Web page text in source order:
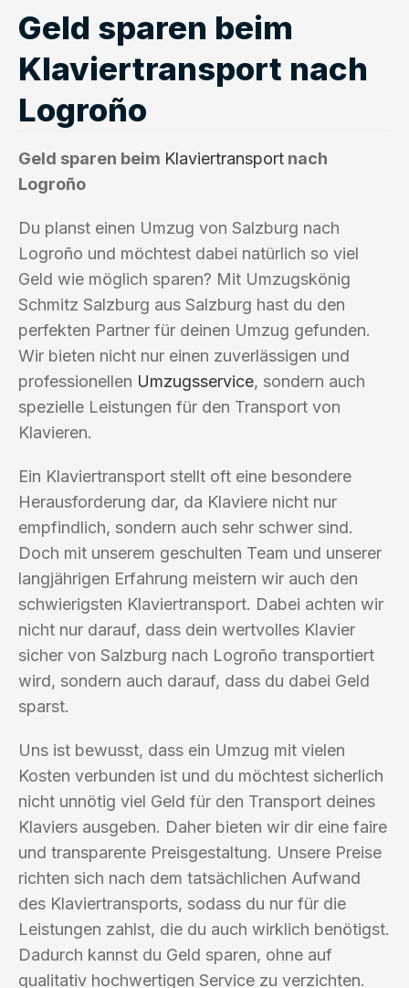
Geld sparen beim
Klaviertransport nach
Logroño
Geld sparen beim Klaviertransport nach
Logroño
Du planst einen Umzug von Salzburg nach
Logroño und möchtest dabei natürlich so viel
Geld wie möglich sparen? Mit Umzugskönig
Schmitz Salzburg aus Salzburg hast du den
perfekten Partner für deinen Umzug gefunden.
Wir bieten nicht nur einen zuverlässigen und
professionellen Umzugsservice, sondern auch
spezielle Leistungen für den Transport von
Klavieren.
Ein Klaviertransport stellt oft eine besondere
Herausforderung dar, da Klaviere nicht nur
empfindlich, sondern auch sehr schwer sind.
Doch mit unserem geschulten Team und unserer
langjährigen Erfahrung meistern wir auch den
schwierigsten Klaviertransport. Dabei achten wir
nicht nur darauf, dass dein wertvolles Klavier
sicher von Salzburg nach Logroño transportiert
wird, sondern auch darauf, dass du dabei Geld
sparst.
Uns ist bewusst, dass ein Umzug mit vielen
Kosten verbunden ist und du möchtest sicherlich
nicht unnötig viel Geld für den Transport deines
Klaviers ausgeben. Daher bieten wir dir eine faire
und transparente Preisgestaltung. Unsere Preise
richten sich nach dem tatsächlichen Aufwand
des Klaviertransports, sodass du nur für die
Leistungen zahlst, die du auch wirklich benötigst.
Dadurch kannst du Geld sparen, ohne auf
qualitativ hochwertigen Service zu verzichten.